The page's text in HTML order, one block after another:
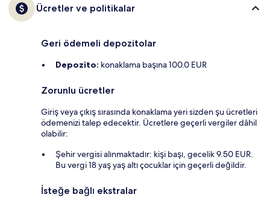
Ücretler ve politikalar
Geri ödemeli depozitolar
Depozito: konaklama başına 100.0 EUR
Zorunlu ücretler
Giriş veya çıkış sırasında konaklama yeri sizden şu ücretleri
ödemenizi talep edecektir. Ücretlere geçerli vergiler dâhil
olabilir:
Şehir vergisi alınmaktadır: kişi başı, gecelik 9.50 EUR.
Bu vergi 18 yaş yaş altı çocuklar için geçerli değildir.
İsteğe bağlı ekstralar